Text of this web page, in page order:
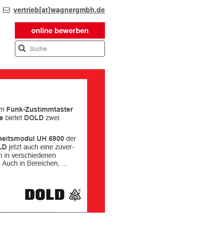
vertrieb[at]wagnergmbh.de
online bewerben